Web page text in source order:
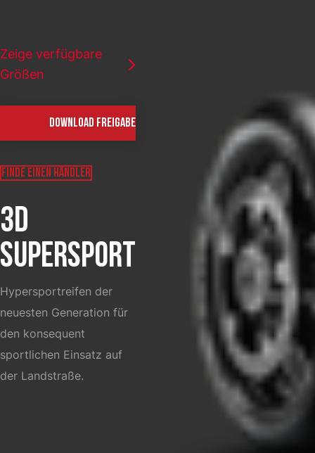
3D
SUPERSPORT
Hypersportreifen der
neuesten Generation für
den konsequent
sportlichen Einsatz auf
der Landstraße.
Zeige verfügbare
Größen
DOWNLOAD FREIGABE
FINDE EINEN HÄNDLER